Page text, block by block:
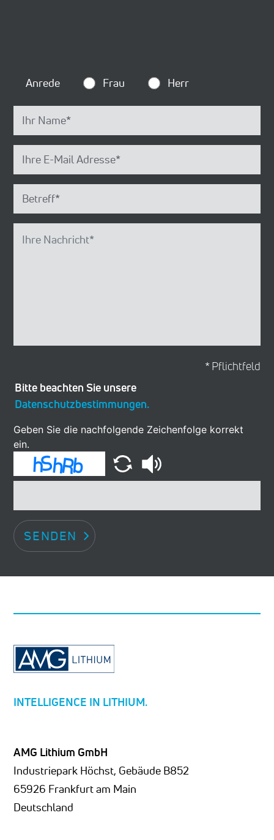
Anrede Frau Herr
Bitte beachten Sie unsere
Datenschutzbestimmungen.
* Pflichtfeld
Geben Sie die nachfolgende Zeichenfolge korrekt
ein.
SENDEN
INTELLIGENCE IN LITHIUM.
AMG Lithium GmbH
Industriepark Höchst, Gebäude B852
65926 Frankfurt am Main
Deutschland